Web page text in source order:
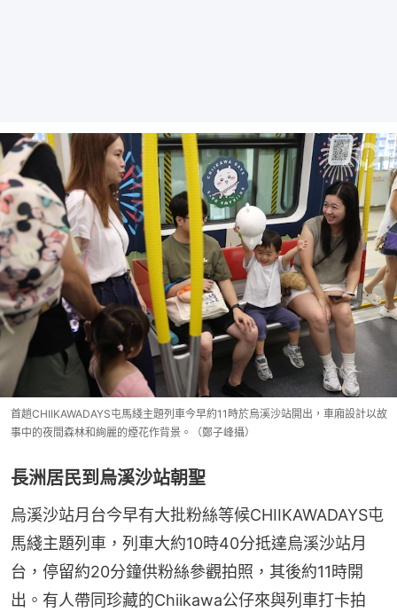
首趟CHIIKAWADAYS屯馬綫主題列車今早約11時於烏溪沙站開出，車廂設計以故
事中的夜間森林和絢麗的煙花作背景。（鄭子峰攝）
長洲居民到烏溪沙站朝聖
烏溪沙站月台今早有大批粉絲等候CHIIKAWADAYS屯
馬綫主題列車，列車大約10時40分抵達烏溪沙站月
台，停留約20分鐘供粉絲參觀拍照，其後約11時開
出。有人帶同珍藏的Chiikawa公仔來與列車打卡拍